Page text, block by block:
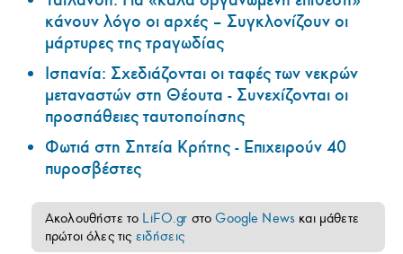
κάνουν λόγο οι αρχές – Συγκλονίζουν οι
μάρτυρες της τραγωδίας
Ισπανία: Σχεδιάζονται οι ταφές των νεκρών
μεταναστών στη Θέουτα - Συνεχίζονται οι
προσπάθειες ταυτοποίησης
Φωτιά στη Σητεία Κρήτης - Επιχειρούν 40
πυροσβέστες
Ακολουθήστε το LiFO.gr στοGoogle News και μάθετε
πρώτοι όλες τις ειδήσεις